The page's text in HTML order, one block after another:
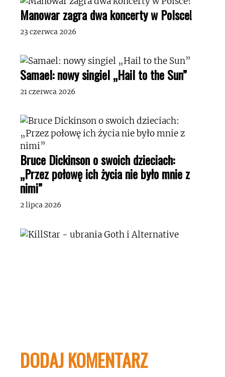
Manowar zagra dwa koncerty w Polsce!
23 czerwca 2026
Samael: nowy singiel „Hail to the Sun”
21 czerwca 2026
Bruce Dickinson o swoich dzieciach:
„Przez połowę ich życia nie było mnie z
nimi”
2 lipca 2026
DODAJ KOMENTARZ